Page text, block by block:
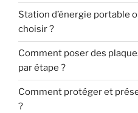
Station d’énergie portable
choisir ?
Comment poser des
par étape ?
Comment protéger et
?